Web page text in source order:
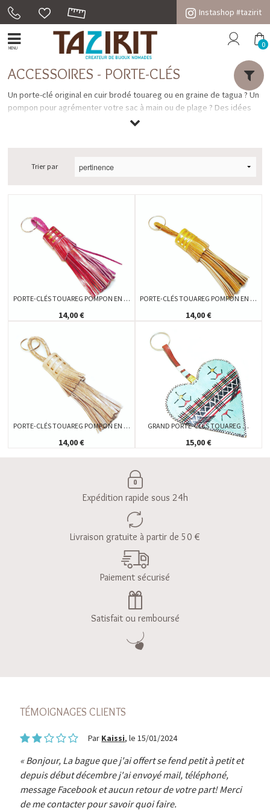
Instashop #tazirit
MENU 0
ACCESSOIRES - PORTE-CLÉS
Un porte-clé original en cuir brodé touareg ou en graine de tagua ? Un
pompon pour agrémenter votre sac à main ou de plage ? Des idées
cadeau originales au design ethnique chic contemporain qu'on ne
Trier par
PORTE-CLÉS TOUAREG POMPON EN …
14,00 €
PORTE-CLÉS TOUAREG POMPON EN …
14,00 €
PORTE-CLÉS TOUAREG POMPON EN …
14,00 €
GRAND PORTE-CLÉS TOUAREG …
15,00 €
Expédition rapide sous 24h
Livraison gratuite à partir de 50 €
Paiement sécurisé
Satisfait ou remboursé
TÉMOIGNAGES CLIENTS
Par Kaissi, le 15/01/2024
Bonjour, La bague que j'ai offert se fend petit à petit et
depuis début décembre j'ai envoyé mail, téléphoné,
message Facebook et aucun retour de votre part! Merci
de me contacter pour savoir quoi faire.